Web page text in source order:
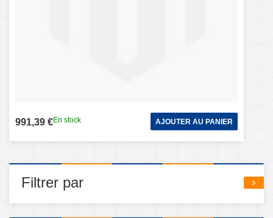
991,39 €En stock AJOUTER AU PANIER
Filtrer par